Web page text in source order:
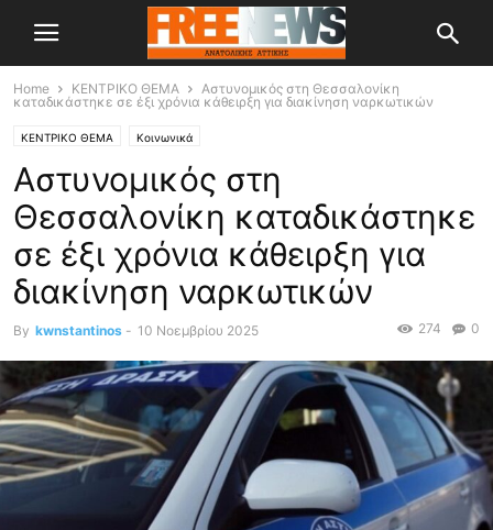
Home ΚΕΝΤΡΙΚΟ ΘΕΜΑ
Αστυνομικός στη Θεσσαλονίκη
καταδικάστηκε σε έξι χρόνια κάθειρξη για διακίνηση ναρκωτικών
ΚΕΝΤΡΙΚΟ ΘΕΜΑ Κοινωνικά
Αστυνομικός στη
Θεσσαλονίκη καταδικάστηκε
σε έξι χρόνια κάθειρξη για
διακίνηση ναρκωτικών
By kwnstantinos - 10 Νοεμβρίου 2025 0
274